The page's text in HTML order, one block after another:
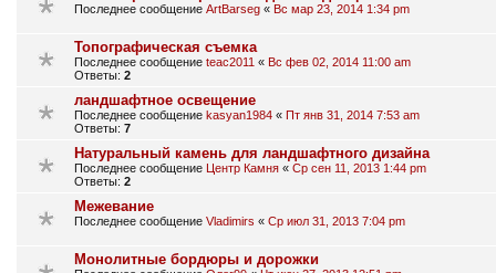
Последнее сообщение ArtBarseg « Вс мар 23, 2014 1:34 pm
Топографическая съемка
Последнее сообщение teac2011 « Вс фев 02, 2014 11:00 am
Ответы: 2
ландшафтное освещение
Последнее сообщение kasyan1984 « Пт янв 31, 2014 7:53 am
Ответы: 7
Натуральный камень для ландшафтного дизайна
Последнее сообщение Центр Камня « Ср сен 11, 2013 1:44 pm
Ответы: 2
Межевание
Последнее сообщение Vladimirs « Ср июл 31, 2013 7:04 pm
Монолитные бордюры и дорожки